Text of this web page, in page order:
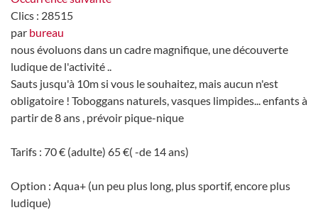
Clics : 28515
par bureau
nous évoluons dans un cadre magnifique, une découverte
ludique de l'activité ..
Sauts jusqu'à 10m si vous le souhaitez, mais aucun n'est
obligatoire ! Toboggans naturels, vasques limpides... enfants à
partir de 8 ans , prévoir pique-nique
Tarifs : 70 € (adulte) 65 €( -de 14 ans)
Option : Aqua+ (un peu plus long, plus sportif, encore plus
ludique)